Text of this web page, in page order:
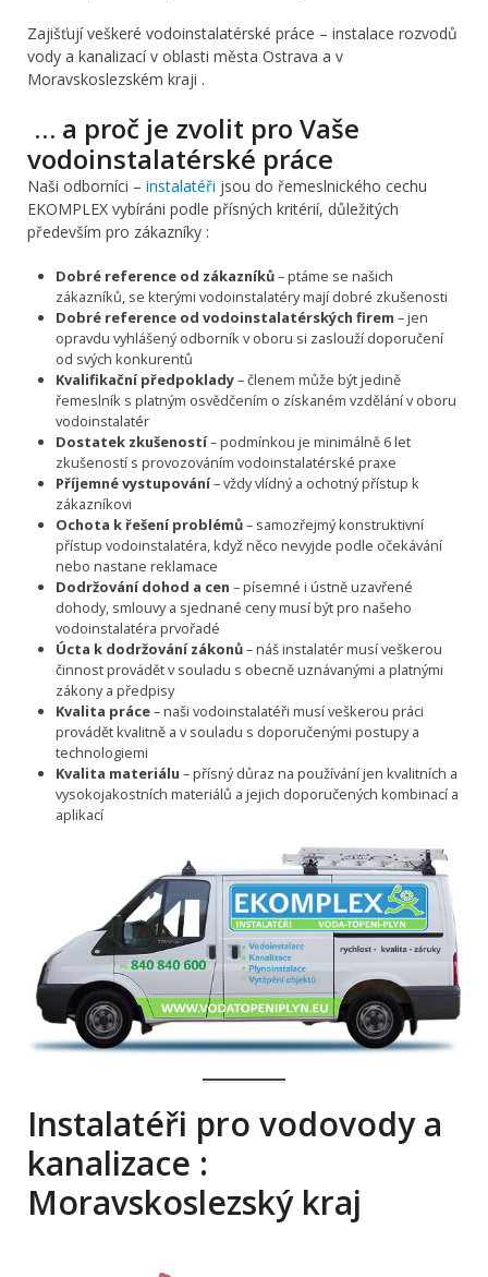
Zajišťují veškeré vodoinstalatérské práce – instalace rozvodů
vody a kanalizací v oblasti města Ostrava a v
Moravskoslezském kraji .
… a proč je zvolit pro Vaše
vodoinstalatérské práce
Naši odborníci – instalatéři jsou do řemeslnického cechu
EKOMPLEX vybíráni podle přísných kritérií, důležitých
především pro zákazníky :
Dobré reference od zákazníků– ptáme se našich
zákazníků, se kterými vodoinstalatéry mají dobré zkušenosti
Dobré reference od vodoinstalatérských firem – jen
opravdu vyhlášený odborník v oboru si zaslouží doporučení
od svých konkurentů
Kvalifikační předpoklady– členem může být jedině
řemeslník s platným osvědčením o získaném vzdělání v oboru
vodoinstalatér
Dostatek zkušeností– podmínkou je minimálně 6 let
zkušeností s provozováním vodoinstalatérské praxe
Příjemné vystupování– vždy vlídný a ochotný přístup k
zákazníkovi
Ochota k řešení problémů– samozřejmý konstruktivní
přístup vodoinstalatéra, když něco nevyjde podle očekávání
nebo nastane reklamace
Dodržování dohod a cen – písemné i ústně uzavřené
dohody, smlouvy a sjednané ceny musí být pro našeho
vodoinstalatéra prvořadé
Úcta k dodržování zákonů– náš instalatér musí veškerou
činnost provádět v souladu s obecně uznávanými a platnými
zákony a předpisy
Kvalita práce– naši vodoinstalatéři musí veškerou práci
provádět kvalitně a v souladu s doporučenými postupy a
technologiemi
Kvalita materiálu – přísný důraz na používání jen kvalitních a
vysokojakostních materiálů a jejich doporučených kombinací a
aplikací
Instalatéři pro vodovody a
kanalizace :
Moravskoslezský kraj